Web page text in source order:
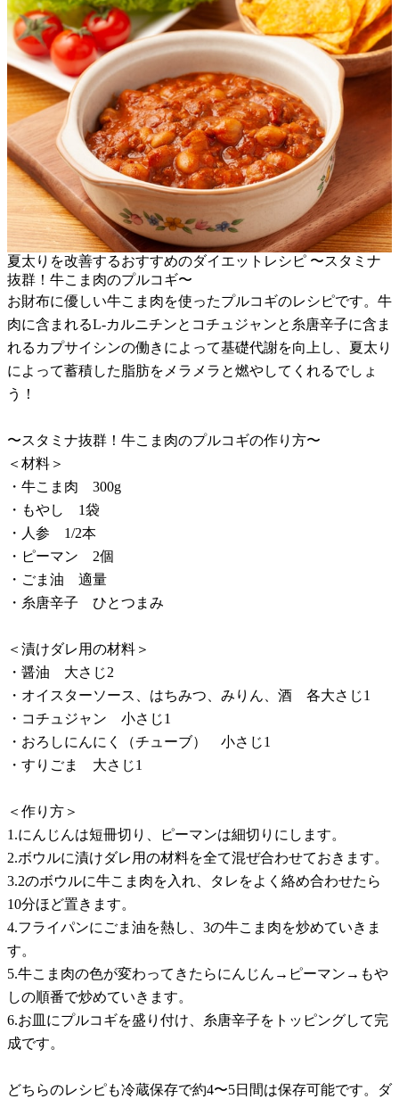
夏太りを改善するおすすめのダイエットレシピ 〜スタミナ
抜群！牛こま肉のプルコギ〜
お財布に優しい牛こま肉を使ったプルコギのレシピです。牛
肉に含まれるL-カルニチンとコチュジャンと糸唐辛子に含ま
れるカプサイシンの働きによって基礎代謝を向上し、夏太り
によって蓄積した脂肪をメラメラと燃やしてくれるでしょ
う！
〜スタミナ抜群！牛こま肉のプルコギの作り方〜
＜材料＞
・牛こま肉 300g
・もやし 1袋
・人参 1/2本
・ピーマン 2個
・ごま油 適量
・糸唐辛子 ひとつまみ
＜漬けダレ用の材料＞
・醤油 大さじ2
・オイスターソース、はちみつ、みりん、酒 各大さじ1
・コチュジャン 小さじ1
・おろしにんにく（チューブ） 小さじ1
・すりごま 大さじ1
＜作り方＞
1.にんじんは短冊切り、ピーマンは細切りにします。
2.ボウルに漬けダレ用の材料を全て混ぜ合わせておきます。
3.2のボウルに牛こま肉を入れ、タレをよく絡め合わせたら
10分ほど置きます。
4.フライパンにごま油を熱し、3の牛こま肉を炒めていきま
す。
5.牛こま肉の色が変わってきたらにんじん→ピーマン→もや
しの順番で炒めていきます。
6.お皿にプルコギを盛り付け、糸唐辛子をトッピングして完
成です。
どちらのレシピも冷蔵保存で約4〜5日間は保存可能です。ダ